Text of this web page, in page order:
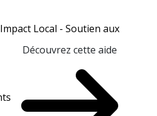
Local - Soutien aux
Découvrez cette aide